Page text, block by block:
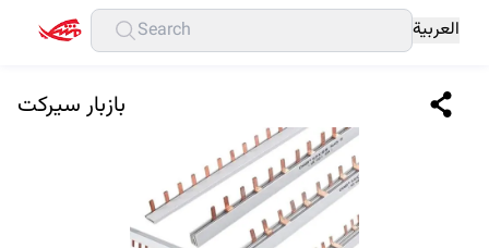
العربية
بازبار سيركت